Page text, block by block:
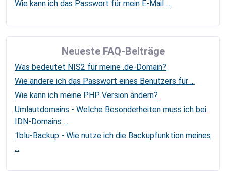
Wie kann ich das Passwort für mein E-Mail ...
Neueste FAQ-Beiträge
Was bedeutet NIS2 für meine .de-Domain?
Wie ändere ich das Passwort eines Benutzers für ...
Wie kann ich meine PHP Version ändern?
Umlautdomains - Welche Besonderheiten muss ich bei
IDN-Domains ...
1blu-Backup - Wie nutze ich die Backupfunktion meines
...